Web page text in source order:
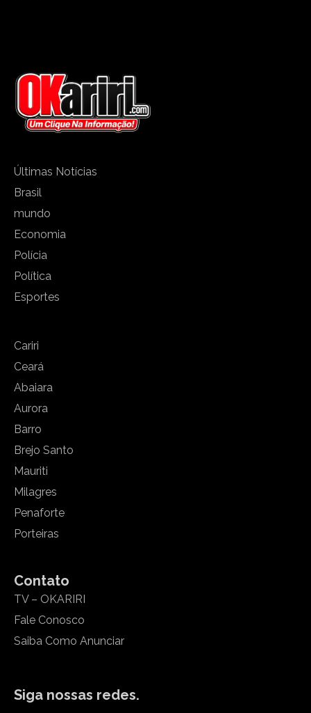
Últimas Notícias
Brasil
mundo
Economia
Polícia
Política
Esportes
Cariri
Ceará
Abaiara
Aurora
Barro
Brejo Santo
Mauriti
Milagres
Penaforte
Porteiras
Contato
TV – OKARIRI
Fale Conosco
Saiba Como Anunciar
Siga nossas redes.